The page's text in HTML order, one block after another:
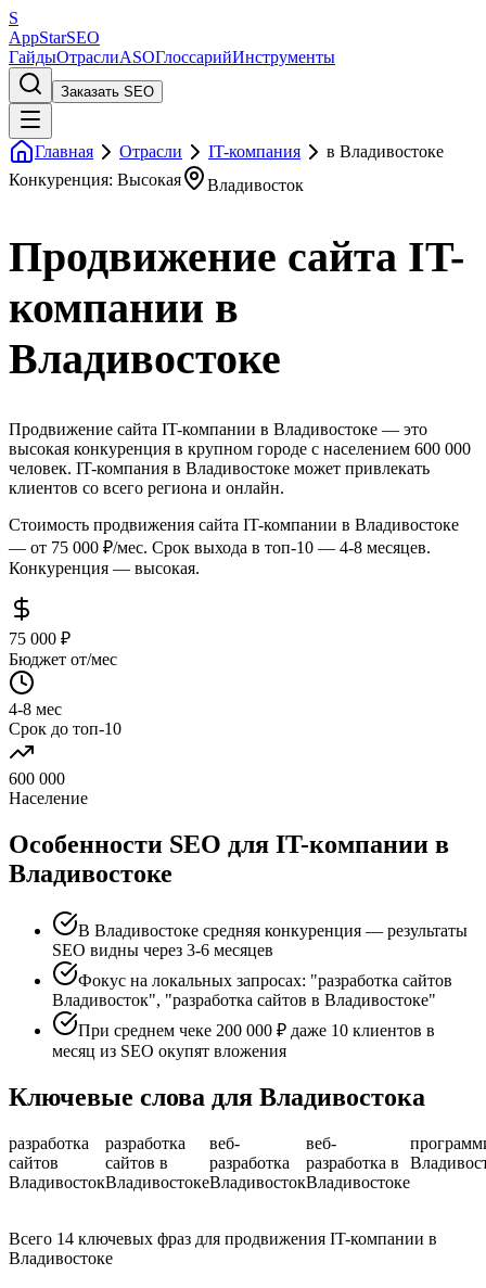
S
AppStarSEO
ГайдыОтраслиASOГлоссарийИнструменты
Заказать SEO
Главная Отрасли IT-компания
в Владивостоке
Конкуренция: Высокая
Владивосток
Продвижение сайта IT-
компании в
Владивостоке
Продвижение сайта IT-компании в Владивостоке — это
высокая конкуренция в крупном городе с населением 600 000
человек. IT-компания в Владивостоке может привлекать
клиентов со всего региона и онлайн.
Стоимость продвижения сайта IT-компании в Владивостоке
— от 75 000 ₽/мес. Срок выхода в топ-10 — 4-8 месяцев.
Конкуренция — высокая.
75 000 ₽
Бюджет от/мес
4-8 мес
Срок до топ-10
600 000
Население
Особенности SEO для IT-компании в
Владивостоке
В Владивостоке средняя конкуренция — результаты
SEO видны через 3-6 месяцев
Фокус на локальных запросах: "разработка сайтов
Владивосток", "разработка сайтов в Владивостоке"
При среднем чеке 200 000 ₽ даже 10 клиентов в
месяц из SEO окупят вложения
Ключевые слова для Владивостока
разработка
сайтов
Владивосток
разработка
сайтов в
Владивостоке
веб-
разработка
Владивосток
веб-
разработка в
Владивостоке
Всего 14 ключевых фраз для продвижения IT-компании в
Владивостоке